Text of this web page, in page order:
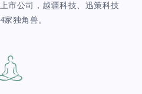
市公司，越疆科技、迅策科技
独角兽。